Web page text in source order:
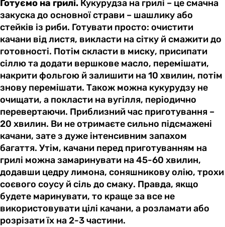
Готуємо на грилі. Кукурудза на грилі – це смачна
закуска до основної страви – шашлику або
стейків із риби. Готувати просто: очистити
качани від листя, викласти на сітку й смажити до
готовності. Потім скласти в миску, присипати
сіллю та додати вершкове масло, перемішати,
накрити фольгою й залишити на 10 хвилин, потім
знову перемішати. Також можна кукурудзу не
очищати, а покласти на вугілля, періодично
перевертаючи. Приблизний час приготування –
20 хвилин. Ви не отримаєте сильно підсмажені
качани, зате з дуже інтенсивним запахом
багаття. Утім, качани перед приготуванням на
грилі можна замаринувати на 45-60 хвилин,
додавши цедру лимона, соняшникову олію, трохи
соєвого соусу й сіль до смаку. Правда, якщо
будете маринувати, то краще за все не
використовувати цілі качани, а розламати або
розрізати їх на 2-3 частини.